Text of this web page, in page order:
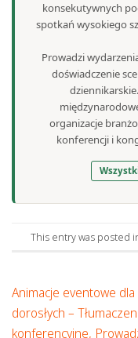
konsekutywnych
spotkań wysokiego
Prowadzi
doświadczenie
organizacje
konferencji i
This entry was posted
Animacje eventowe dla
dorosłych –
konferencyjne,